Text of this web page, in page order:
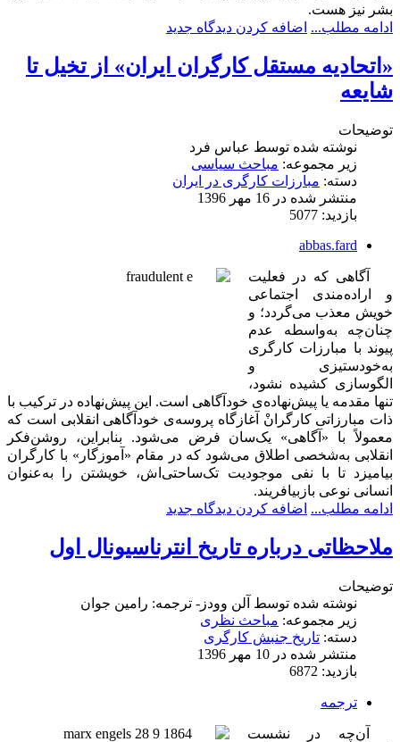
بشر نیز ھست.
ادامه مطلب... اضافه کردن دیدگاه جدید
«اتحادیه مستقل کارگران ایران» از تخیل تا
شایعه
توضیحات
نوشته شده توسط عباس فرد
زیر مجموعه: مباحث سیاسی
دسته: مبارزات کارگری در ایران
منتشر شده در 16 مهر 1396
بازدید: 5077
abbas.fard
آگاهی که در فعلیت
و اراده‌مندی اجتماعی
خویش معذب می‌گردد؛ و
چنان‌چه به‌واسطه عدم
پیوند با مبارزات کارگری
به‌خودستیزی و
الگوسازی کشیده نشود،
تنها مقدمه یا پیش‌نهاده‌‌ی خودآگاهی است. این پیش‌نهاده در ترکیب با
ذات مبارزاتی کارگرانْ آغازگاه پروسه‌ی خودآگاهی انقلابی است که
معمولاً با «آگاهی» یک‌سان فرض می‌شود. بنابراین، روشن‌فکر
انقلابی به‌شخصی اطلاق می‌شود که در مقام «آموزگار» با کارگران
بیامیزد تا با نفی موجودیت تک‌ساحتی‌اش، خویشتن را به‌عنوان
انسانی نوعی بازبیافریند.
ادامه مطلب... اضافه کردن دیدگاه جدید
ملاحظاتی درباره تاریخ انترناسیونال اول
توضیحات
نوشته شده توسط آلن وودز- ترجمه: رامين جوان
زیر مجموعه: مباحث نظری
دسته: تاریخ جنبش کارگری
منتشر شده در 10 مهر 1396
بازدید: 6872
ترجمه
آن‌چه در نشست